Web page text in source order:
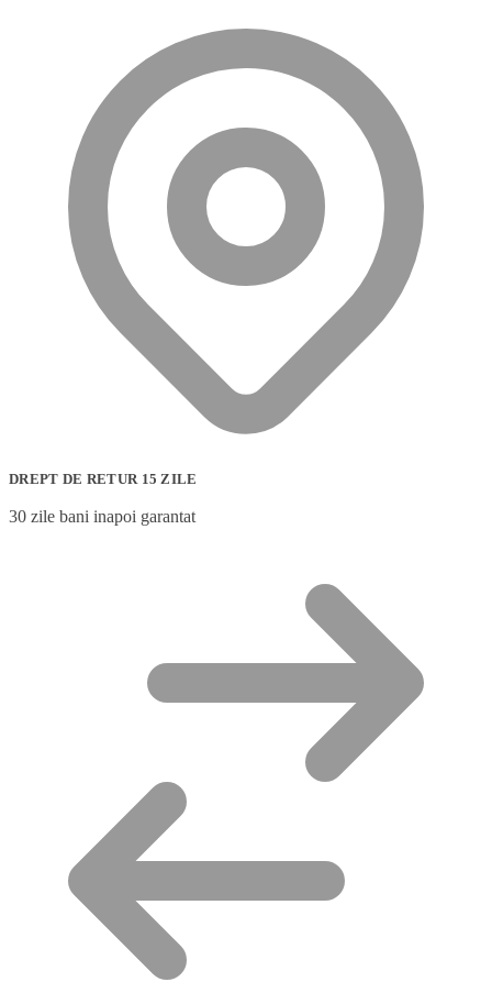
DREPT DE RETUR 15 ZILE
30 zile bani inapoi garantat